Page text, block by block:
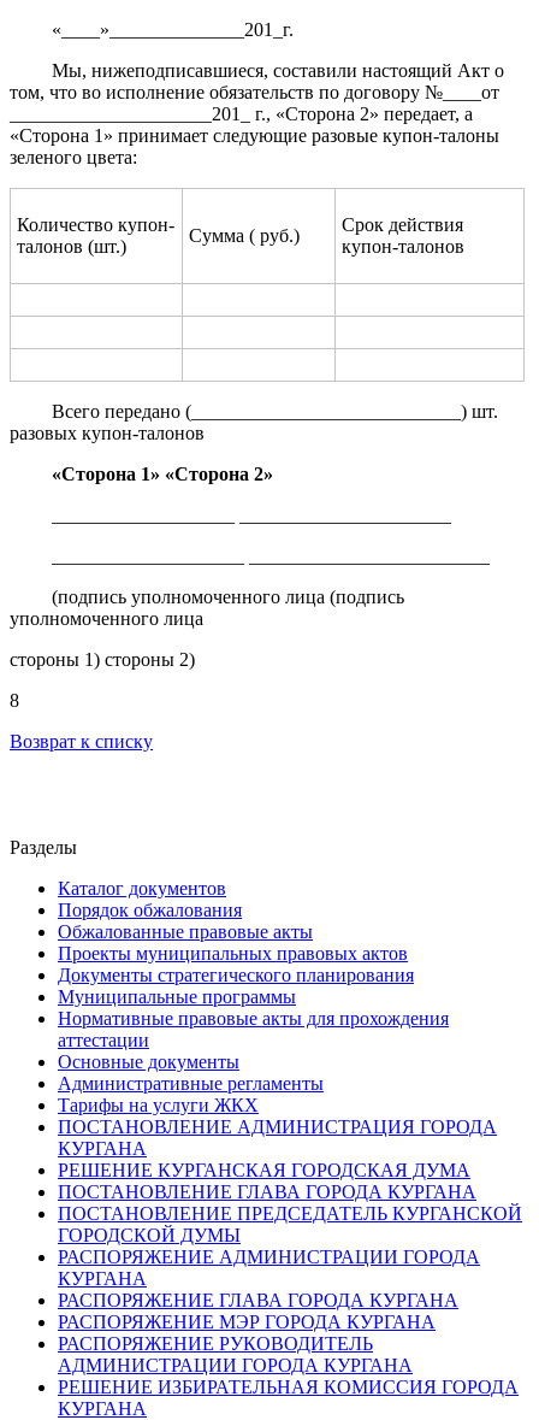
«____»______________201_г.
Мы, нижеподписавшиеся, составили настоящий Акт о
том, что во исполнение обязательств по договору №____от
_____________________201_ г., «Сторона 2» передает, а
«Сторона 1» принимает следующие разовые купон-талоны
зеленого цвета:
Количество купон-
талонов (шт.)
Сумма ( руб.)
Срок действия
купон-талонов
Всего передано (____________________________) шт.
разовых купон-талонов
«Сторона 1» «Сторона 2»
(подпись уполномоченного лица (подпись
уполномоченного лица
стороны 1) стороны 2)
8
Возврат к списку
Разделы
Каталог документов
Порядок обжалования
Обжалованные правовые акты
Проекты муниципальных правовых актов
Документы стратегического планирования
Муниципальные программы
Нормативные правовые акты для прохождения
аттестации
Основные документы
Административные регламенты
Тарифы на услуги ЖКХ
ПОСТАНОВЛЕНИЕ АДМИНИСТРАЦИЯ ГОРОДА
КУРГАНА
РЕШЕНИЕ КУРГАНСКАЯ ГОРОДСКАЯ ДУМА
ПОСТАНОВЛЕНИЕ ГЛАВА ГОРОДА КУРГАНА
ПОСТАНОВЛЕНИЕ ПРЕДСЕДАТЕЛЬ КУРГАНСКОЙ
ГОРОДСКОЙ ДУМЫ
РАСПОРЯЖЕНИЕ АДМИНИСТРАЦИИ ГОРОДА
КУРГАНА
РАСПОРЯЖЕНИЕ ГЛАВА ГОРОДА КУРГАНА
РАСПОРЯЖЕНИЕ МЭР ГОРОДА КУРГАНА
РАСПОРЯЖЕНИЕ РУКОВОДИТЕЛЬ
АДМИНИСТРАЦИИ ГОРОДА КУРГАНА
РЕШЕНИЕ ИЗБИРАТЕЛЬНАЯ КОМИССИЯ ГОРОДА
КУРГАНА